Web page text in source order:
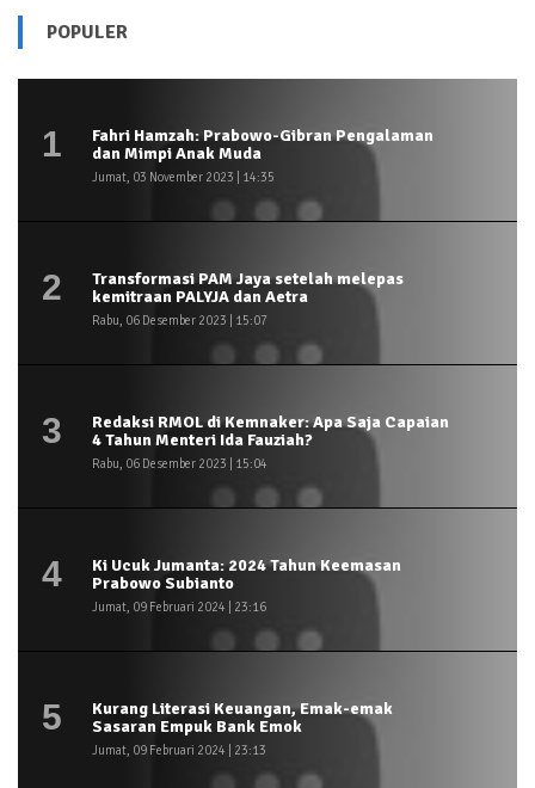
POPULER
1
Fahri Hamzah: Prabowo-Gibran Pengalaman
dan Mimpi Anak Muda
Jumat, 03 November 2023 | 14:35
2
Transformasi PAM Jaya setelah melepas
kemitraan PALYJA dan Aetra
Rabu, 06 Desember 2023 | 15:07
3
Redaksi RMOL di Kemnaker: Apa Saja Capaian
4 Tahun Menteri Ida Fauziah?
Rabu, 06 Desember 2023 | 15:04
4
Ki Ucuk Jumanta: 2024 Tahun Keemasan
Prabowo Subianto
Jumat, 09 Februari 2024 | 23:16
5
Kurang Literasi Keuangan, Emak-emak
Sasaran Empuk Bank Emok
Jumat, 09 Februari 2024 | 23:13